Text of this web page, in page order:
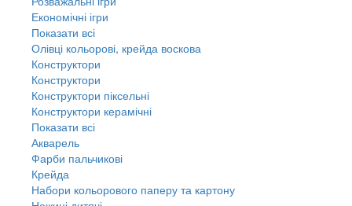
Економічні ігри
Показати всі
Олівці кольорові, крейда воскова
Конструктори
Конструктори
Конструктори піксельні
Конструктори керамічні
Показати всі
Акварель
Фарби пальчикові
Крейда
Набори кольорового паперу та картону